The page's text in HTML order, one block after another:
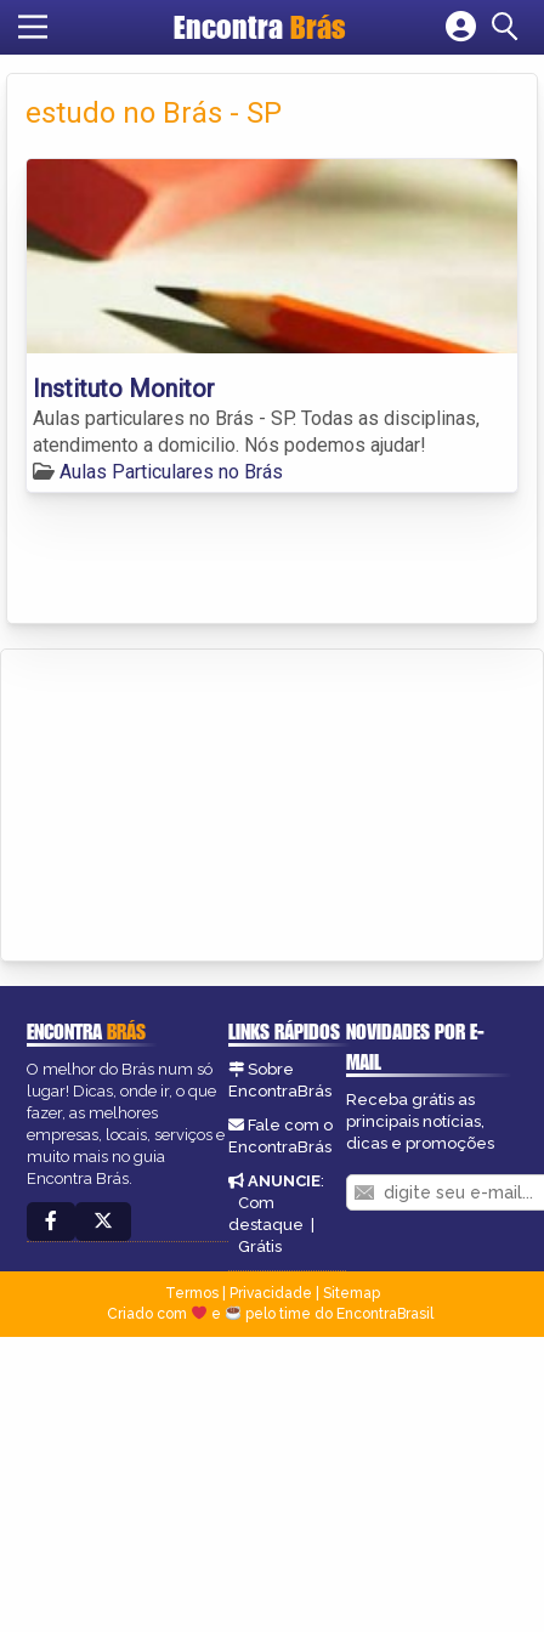
Encontra Brás
Cadastrar empresa
Criar conta
estudo no Brás - SP
Instituto Monitor
Aulas particulares no Brás - SP. Todas as disciplinas,
atendimento a domicilio. Nós podemos ajudar!
Aulas Particulares no Brás
ENCONTRABRÁS
O melhor do Brás num só
lugar! Dicas, onde ir, o que
fazer, as melhores
empresas, locais, serviços e
muito mais no guia
Encontra Brás.
LINKS RÁPIDOS
Sobre
EncontraBrás
Fale com o
EncontraBrás
ANUNCIE:
Com
destaque |
Grátis
NOVIDADES POR E-
MAIL
Receba grátis as
principais notícias,
dicas e promoções
Termos| Privacidade
Sitemap
Criado com
e pelo time do EncontraBrasil